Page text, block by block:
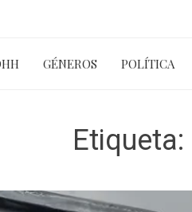
GÉNEROS POLÍTICA
Etiqueta: